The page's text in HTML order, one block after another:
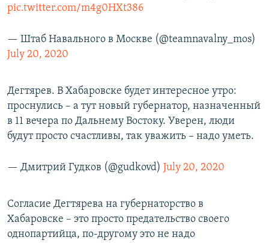
pic.twitter.com/m4g0HXt386
— Штаб Навального в Москве (@teamnavalny_mos)
July 20, 2020
Дегтярев. В Хабаровске будет интересное утро:
проснулись – а тут новый губернатор, назначенный
в 11 вечера по Дальнему Востоку. Уверен, люди
будут просто счастливы, так уважить – надо уметь.
— Дмитрий Гудков (@gudkovd) July 20, 2020
Согласие Дегтярева на губернаторство в
Хабаровске – это просто предательство своего
однопартийца, по-другому это не надо